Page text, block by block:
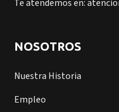
Te atendemos en:
NOSOTROS
Nuestra Historia
Empleo